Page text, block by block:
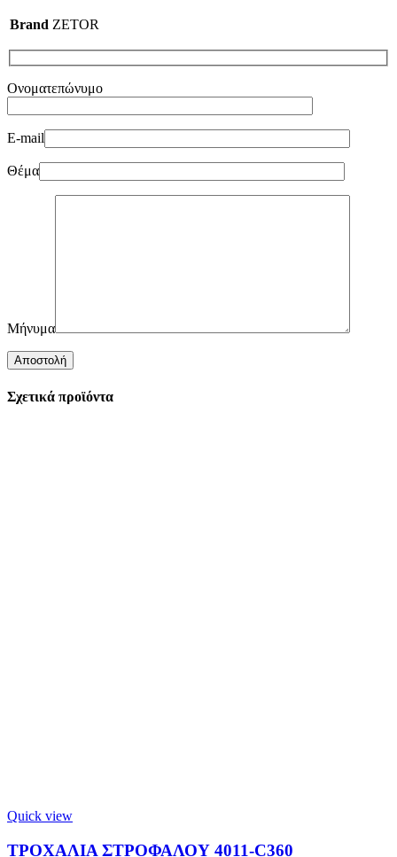
Brand ZETOR
Ονοματεπώνυμο
E-mail
Θέμα
Μήνυμα
Σχετικά προϊόντα
Quick view
ΤΡΟΧΑΛΙΑ ΣΤΡΟΦΑΛΟΥ 4011-C360